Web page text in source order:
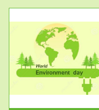
服务范围
VOCs在线监测
根据《重点区域大气污染
治“十二五”规划》有机废气